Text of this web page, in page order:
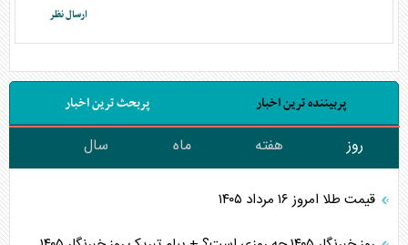
پربیننده ترین اخبار پربحث ترین اخبار
روز هفته ماه سال
قیمت طلا امروز ۱۶ مرداد ۱۴۰۵